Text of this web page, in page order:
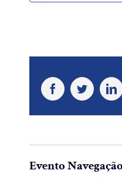
FacebookTwitter
Evento